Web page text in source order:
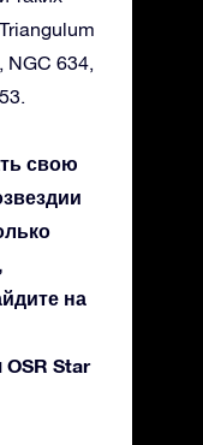
NGC 634,
свою
на
Star